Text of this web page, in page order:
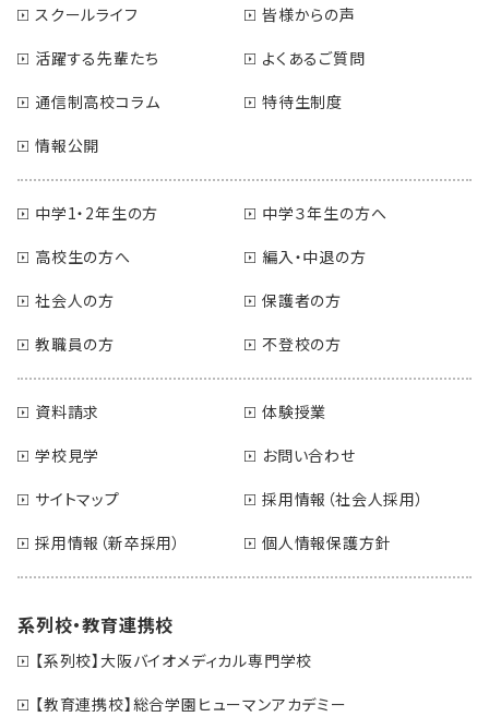
スクールライフ
皆様からの声
活躍する先輩たち
よくあるご質問
通信制高校コラム
特待生制度
情報公開
中学1・2年生の方
中学３年生の方へ
高校生の方へ
編入・中退の方
社会人の方
保護者の方
教職員の方
不登校の方
資料請求
体験授業
学校見学
お問い合わせ
サイトマップ
採用情報（社会人採用）
採用情報（新卒採用）
個人情報保護方針
系列校・教育連携校
【系列校】大阪バイオメディカル専門学校
【教育連携校】総合学園ヒューマンアカデミー